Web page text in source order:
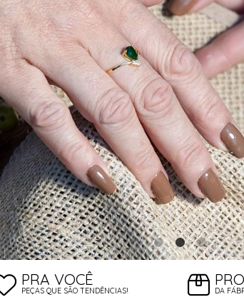
PRA VOCÊ
PEÇAS QUE SÃO TENDÊNCIAS! DA